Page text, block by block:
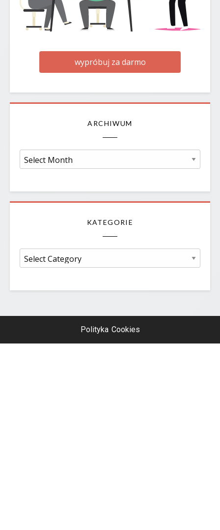
wypróbuj za darmo
ARCHIWUM
Archiwum
KATEGORIE
Kategorie
Polityka Cookies